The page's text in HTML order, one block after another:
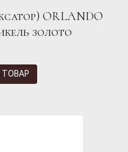
ORLANDO
золото